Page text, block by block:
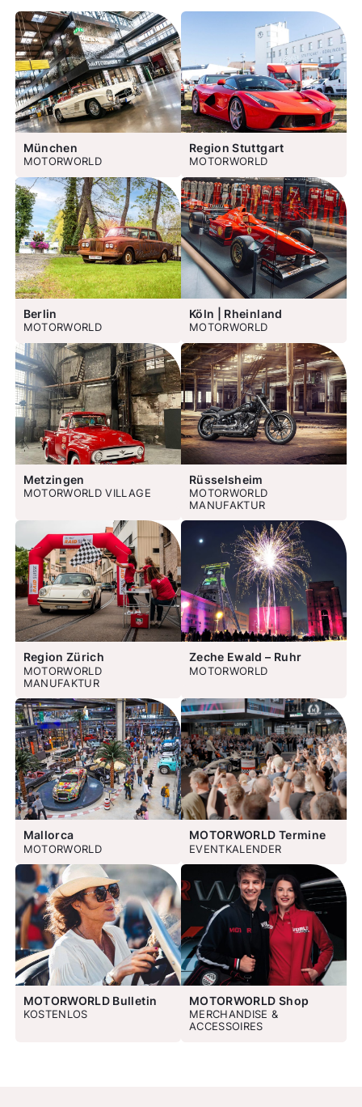
München
MOTORWORLD
Region Stuttgart
MOTORWORLD
Berlin
MOTORWORLD
Köln | Rheinland
MOTORWORLD
Metzingen
MOTORWORLD VILLAGE
Rüsselsheim
MOTORWORLD
MANUFAKTUR
Region Zürich
MOTORWORLD
MANUFAKTUR
Zeche Ewald – Ruhr
MOTORWORLD
Mallorca
MOTORWORLD
MOTORWORLD Termine
EVENTKALENDER
MOTORWORLD Bulletin
KOSTENLOS
MOTORWORLD Shop
MERCHANDISE &
ACCESSOIRES